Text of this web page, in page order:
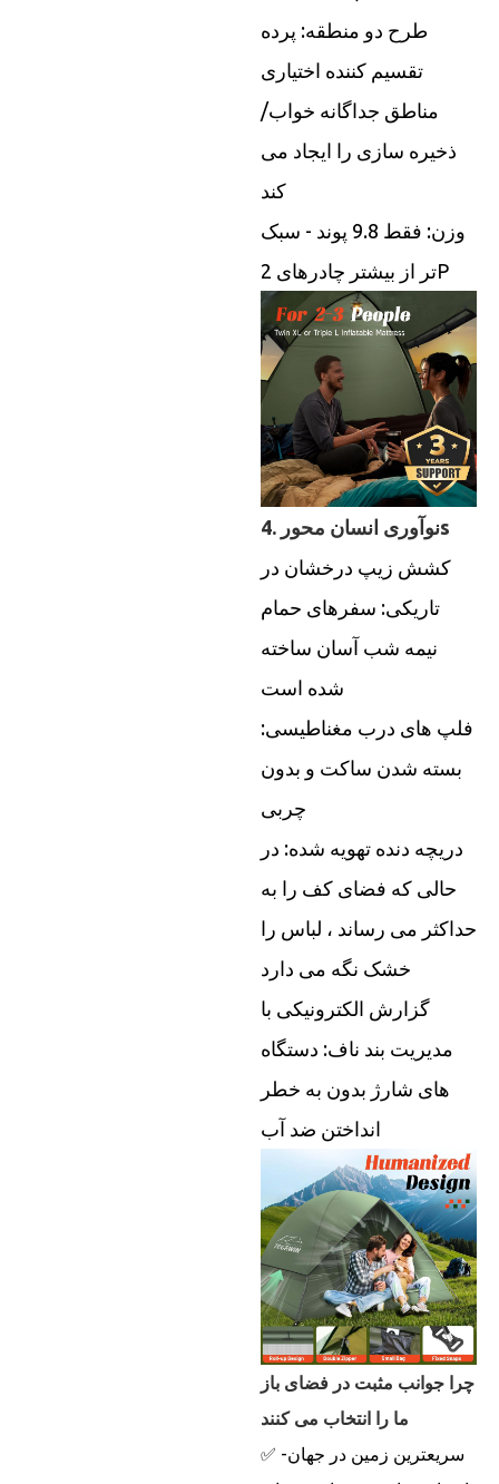
طرح دو منطقه: پرده
تقسیم کننده اختیاری
مناطق جداگانه خواب/
ذخیره سازی را ایجاد می
کند
وزن: فقط 9.8 پوند - سبک
تر از بیشتر چادرهای 2P
4. نوآوری انسان محورs
کشش زیپ درخشان در
تاریکی: سفرهای حمام
نیمه شب آسان ساخته
شده است
فلپ های درب مغناطیسی:
بسته شدن ساکت و بدون
چربی
دریچه دنده تهویه شده: در
حالی که فضای کف را به
حداکثر می رساند ، لباس را
خشک نگه می دارد
گزارش الکترونیکی با
مدیریت بند ناف: دستگاه
های شارژ بدون به خطر
انداختن ضد آب
چرا جوانب مثبت در فضای باز
ما را انتخاب می کنند
✅ سریعترین زمین در جهان-